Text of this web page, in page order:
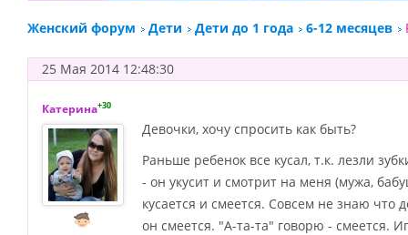
Женский форум Дети Дети до 1 года 6-12 месяцев
25 Мая 2014 12:48:30
Катерина+30
Девочки, хочу спросить как быть?
Раньше ребенок все кусал, т.к. лезли
- он укусит и смотрит на меня (мужа,
кусается и смеется. Совсем не знаю что
он смеется. "А-та-та" говорю - смеется.